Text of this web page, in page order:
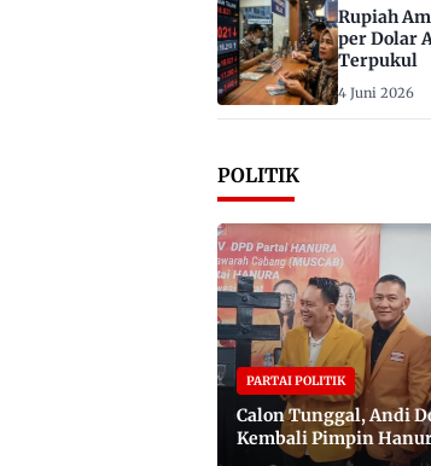
Rupiah
per Dolar
Terpukul
4 Juni 2026
POLITIK
PARTAI POLITIK
Calon Tunggal, Andi
Kembali Pimpin